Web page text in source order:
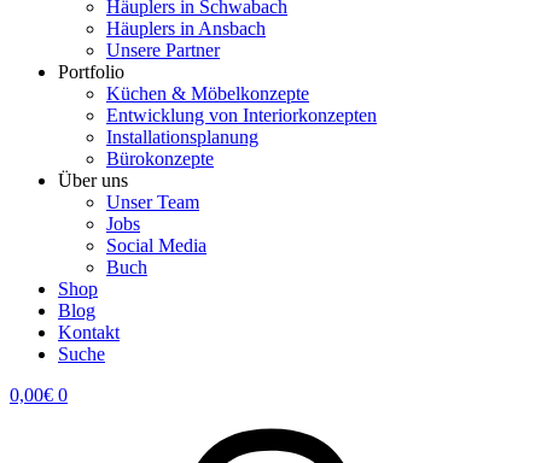
Häuplers in Schwabach
Häuplers in Ansbach
Unsere Partner
Portfolio
Küchen & Möbelkonzepte
Entwicklung von Interiorkonzepten
Installationsplanung
Bürokonzepte
Über uns
Unser Team
Jobs
Social Media
Buch
Shop
Blog
Kontakt
Suche
0,00€ 0